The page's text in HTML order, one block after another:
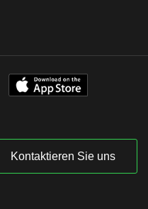
Kontaktieren Sie uns